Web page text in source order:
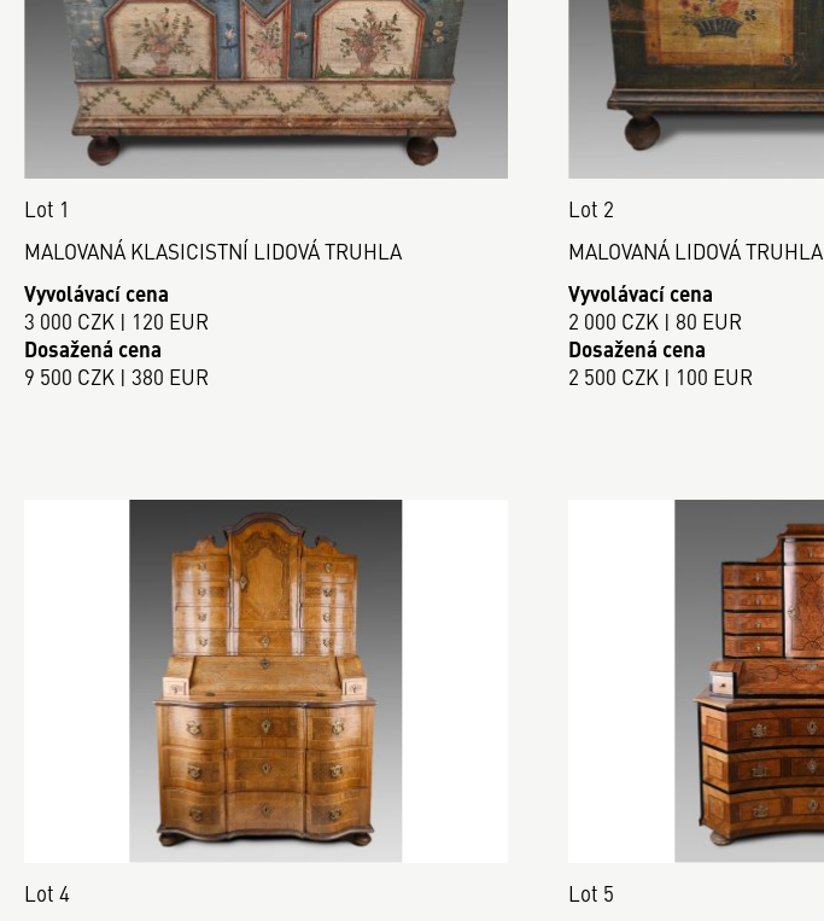
Lot 1
MALOVANÁ KLASICISTNÍ LIDOVÁ TRUHLA
Vyvolávací cena
3 000 CZK | 120 EUR
Dosažená cena
9 500 CZK | 380 EUR
Lot 2
MALOVANÁ LIDOVÁ TRUHLA
Vyvolávací cena
2 000 CZK | 80 EUR
Dosažená cena
2 500 CZK | 100 EUR
Lot 4
Lot 5